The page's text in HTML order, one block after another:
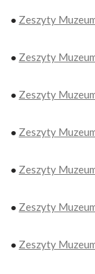
● Zeszyty
● Zeszyty
● Zeszyty
● Zeszyty
● Zeszyty
● Zeszyty
● Zeszyty